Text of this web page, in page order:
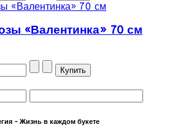
«Валентинка» 70 см
- Жизнь в каждом букете